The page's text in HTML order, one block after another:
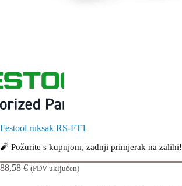
Festool ruksak RS-FT1
🧨 Požurite s kupnjom, zadnji primjerak na zalihi!
88,58 € (PDV uključen)